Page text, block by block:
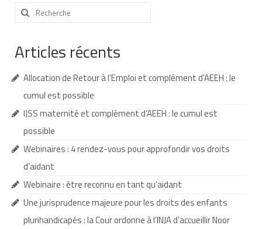
Liens
Rechercher
:
Articles récents
Allocation de Retour à l’Emploi et complément d’AEEH : le
cumul est possible
IJSS maternité et complément d’AEEH : le cumul est
possible
Webinaires : 4 rendez-vous pour approfondir vos droits
d’aidant
Webinaire : être reconnu en tant qu’aidant
Une jurisprudence majeure pour les droits des enfants
plurihandicapés : la Cour ordonne à l’INJA d’accueillir Noor